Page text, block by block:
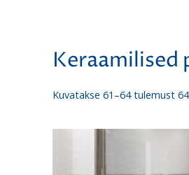
Keraamilised
Kuvatakse 61–64 tulemust